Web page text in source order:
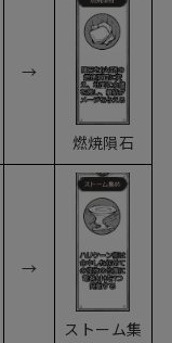
→
燃焼隕石
→
ストーム集